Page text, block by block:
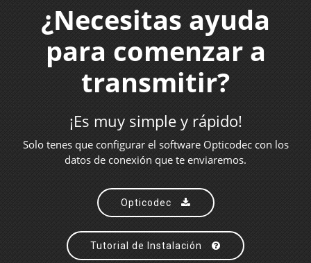
¿Necesitas ayuda
para comenzar a
transmitir?
¡Es muy simple y rápido!
Solo tenes que configurar el software Opticodec con los
datos de conexión que te enviaremos.
Opticodec
Tutorial de Instalación